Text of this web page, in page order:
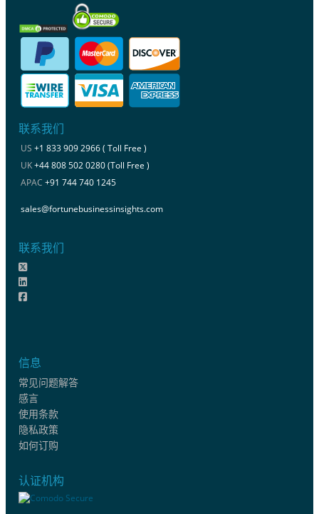
联系我们
US +1 833 909 2966 ( Toll Free )
UK+44 808 502 0280 (Toll Free )
APAC +91 744 740 1245
sales@fortunebusinessinsights.com
联系我们
信息
常见问题解答
感言
使用条款
隐私政策
如何订购
认证机构